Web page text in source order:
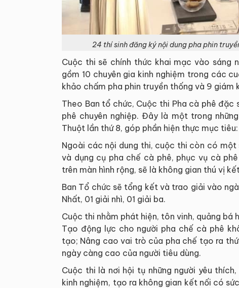
24 thí sinh đăng ký nội dung pha phin
Cuộc thi sẽ chính thức khai mạc vào sáng
gồm 10 chuyên gia kinh nghiệm trong các
khảo chấm pha phin truyền thống và 9 giám
Theo Ban tổ chức, Cuộc thi Pha cà phê
phê chuyên nghiệp. Đây là một trong
Thuột lần thứ 8, góp phần hiện thực mục
Ngoài các nội dung thi, cuộc thi còn có
và dụng cụ pha chế cà phê, phục vụ cà
trên màn hình rộng, sẽ là không gian thú vị
Ban Tổ chức sẽ tổng kết và trao giải vào
Nhất, 01 giải nhì, 01 giải ba.
Cuộc thi nhằm phát hiện, tôn vinh, quảng
Tạo động lực cho người pha chế cà phê
tạo; Nâng cao vai trò của pha chế tạo ra
ngày càng cao của người tiêu dùng.
Cuộc thi là nơi hội tụ những người yêu
kinh nghiệm, tạo ra không gian kết nối có